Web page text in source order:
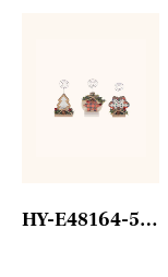
HY-E48164-5 相片装饰摆件